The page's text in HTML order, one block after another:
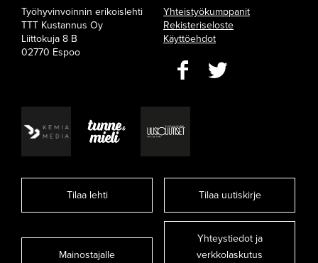
Työhyvinvoinnin erikoislehti
TTT Kustannus Oy
Liittokuja 8 B
02770 Espoo
Yhteistyökumppanit
Rekisteriseloste
Käyttöehdot
Tilaa lehti Tilaa uutiskirje
Mainostajalle
Yhteystiedot ja
verkkolaskutus